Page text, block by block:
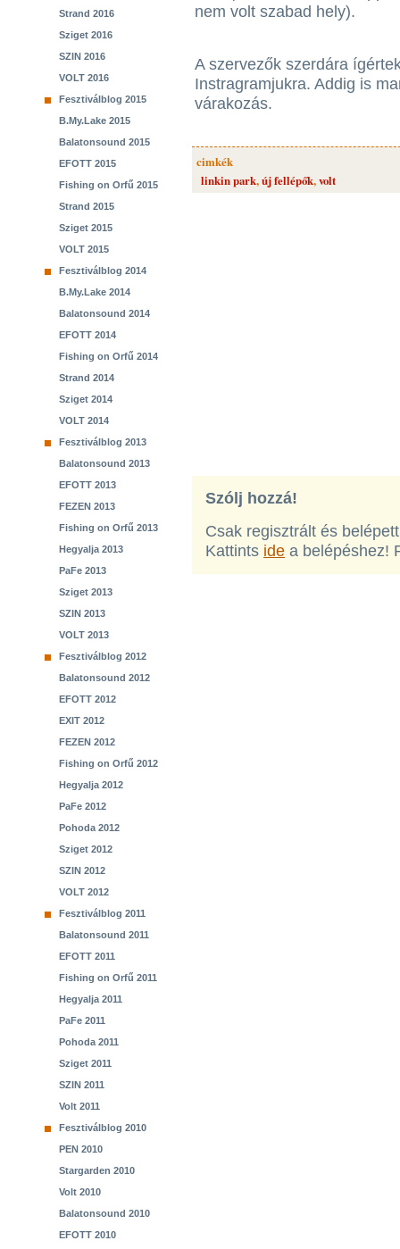
Strand 2016
Sziget 2016
SZIN 2016
VOLT 2016
Fesztiválblog 2015
B.My.Lake 2015
Balatonsound 2015
EFOTT 2015
Fishing on Orfű 2015
Strand 2015
Sziget 2015
VOLT 2015
Fesztiválblog 2014
B.My.Lake 2014
Balatonsound 2014
EFOTT 2014
Fishing on Orfű 2014
Strand 2014
Sziget 2014
VOLT 2014
Fesztiválblog 2013
Balatonsound 2013
EFOTT 2013
FEZEN 2013
Fishing on Orfű 2013
Hegyalja 2013
PaFe 2013
Sziget 2013
SZIN 2013
VOLT 2013
Fesztiválblog 2012
Balatonsound 2012
EFOTT 2012
EXIT 2012
FEZEN 2012
Fishing on Orfű 2012
Hegyalja 2012
PaFe 2012
Pohoda 2012
Sziget 2012
SZIN 2012
VOLT 2012
Fesztiválblog 2011
Balatonsound 2011
EFOTT 2011
Fishing on Orfű 2011
Hegyalja 2011
PaFe 2011
Pohoda 2011
Sziget 2011
SZIN 2011
Volt 2011
Fesztiválblog 2010
PEN 2010
Stargarden 2010
Volt 2010
Balatonsound 2010
EFOTT 2010
nem volt szabad hely).
A szervezők szerdára
Instragramjukra. Addig is
várakozás.
cimkék
linkin park,új fellépők,volt
Szólj hozzá!
Csak regisztrált és
Kattints ide a belépéshez!